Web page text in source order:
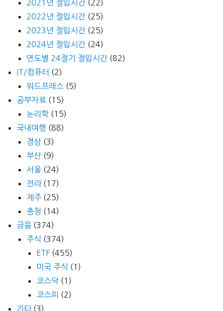
2021년 절입시간 (22)
2022년 절입시간 (25)
2023년 절입시간 (25)
2024년 절입시간 (24)
연도별 24절기 절입시간 (82)
IT/컴퓨터 (2)
워드프레스 (5)
공부자료 (15)
논리학 (15)
국내여행 (88)
경상 (3)
부산 (9)
서울 (24)
전라(17)
제주 (25)
충청 (14)
금융 (374)
주식 (374)
ETF (455)
미국 주식 (1)
코스닥 (1)
코스피 (2)
기타(3)